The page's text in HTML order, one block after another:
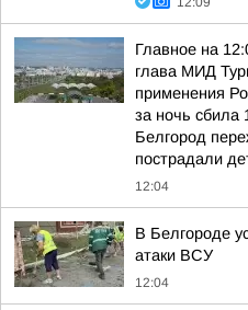
Главное на
глава МИД
применения
за ночь сбила
Белгород
пострадали
12:04
В Белгороде
атаки ВСУ
12:04